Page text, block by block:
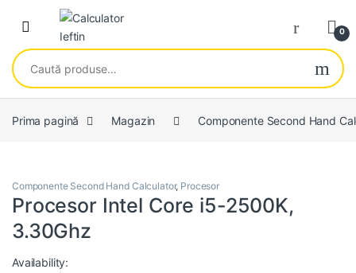
Skip to navigation
Skip to content
Open 0
Caută după:
Prima pagină Magazin Componente Second Hand
Componente Second Hand Calculator, Procesor
Procesor Intel Core i5-2500K,
3.30Ghz
Availability: